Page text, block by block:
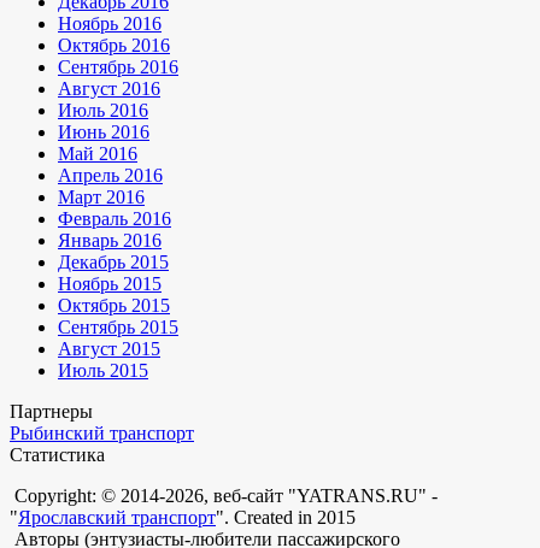
Ноябрь 2016
Октябрь 2016
Сентябрь 2016
Август 2016
Июль 2016
Июнь 2016
Май 2016
Апрель 2016
Март 2016
Февраль 2016
Январь 2016
Декабрь 2015
Ноябрь 2015
Октябрь 2015
Сентябрь 2015
Август 2015
Июль 2015
Партнеры
Рыбинский транспорт
Статистика
Copyright: © 2014-2026, веб-сайт "YATRANS.RU" -
"Ярославский транспорт". Created in 2015
Авторы (энтузиасты-любители пассажирского